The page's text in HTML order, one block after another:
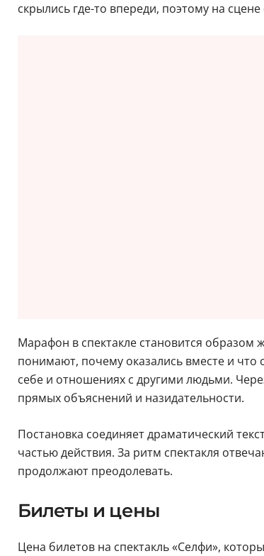
скрылись где-то впереди, поэтому на
Марафон в спектакле становится образом
понимают, почему оказались вместе и
себе и отношениях с другими людьми.
прямых объяснений и назидательности.
Постановка соединяет драматический
частью действия. За ритм спектакля
продолжают преодолевать.
Билеты и цены
Цена билетов на спектакль «Селфи»,